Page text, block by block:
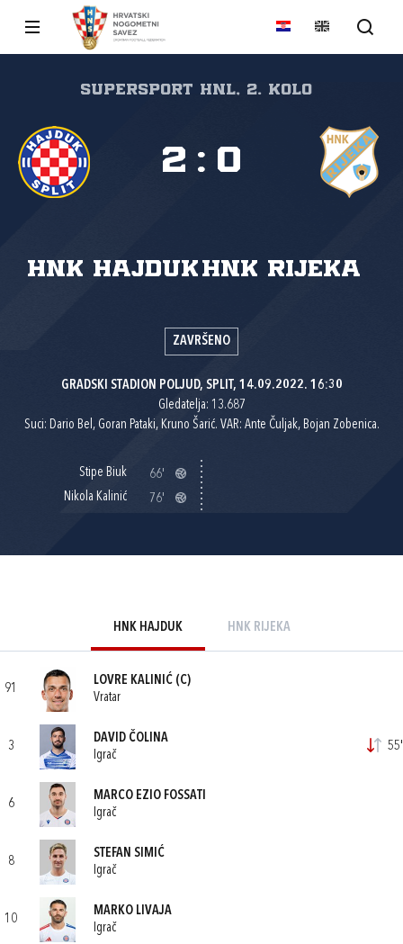
SuperSport HNL, 2. kolo
HNK Hajduk HNK Rijeka
2 : 0
ZAVRŠENO
GRADSKI STADION POLJUD, SPLIT, 14.09.2022. 16:30
Gledatelja: 13.687
Suci: Dario Bel, Goran Pataki, Kruno Šarić. VAR: Ante Čuljak, Bojan Zobenica.
Stipe Biuk
66'
Nikola Kalinić
76'
HNK HAJDUK HNK RIJEKA
91
LOVRE KALINIĆ (C)
Vratar
3
DAVID ČOLINA
Igrač
55'
6
MARCO EZIO FOSSATI
Igrač
8
STEFAN SIMIĆ
Igrač
10
MARKO LIVAJA
Igrač